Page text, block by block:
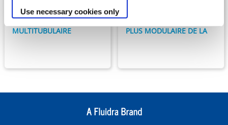
Use necessary cookies only
L'ÉCHANGEUR DE
CHALEUR
MULTITUBULAIRE
CHALEUR À PLAQUES LE
PLUS MODULAIRE DE LA